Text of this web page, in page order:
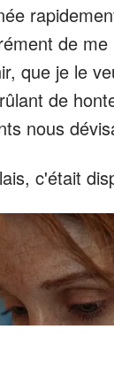
de
que je le
de
nous
c'était